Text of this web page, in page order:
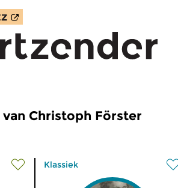
Christoph Förster
Klassiek